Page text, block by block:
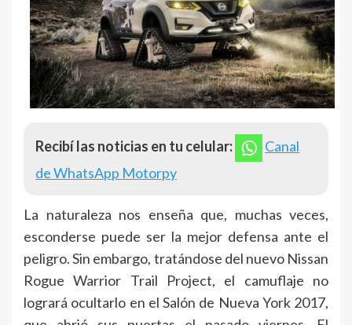
Recibí las noticias en tu celular:
Canal
de WhatsApp Motorpy
La naturaleza nos enseña que, muchas veces,
esconderse puede ser la mejor defensa ante el
peligro. Sin embargo, tratándose del nuevo Nissan
Rogue Warrior Trail Project, el camuflaje no
logrará ocultarlo en el Salón de Nueva York 2017,